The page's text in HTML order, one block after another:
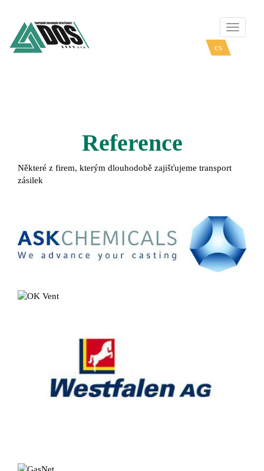
cs
Reference
Některé z firem, kterým dlouhodobě zajišťujeme transport
zásilek